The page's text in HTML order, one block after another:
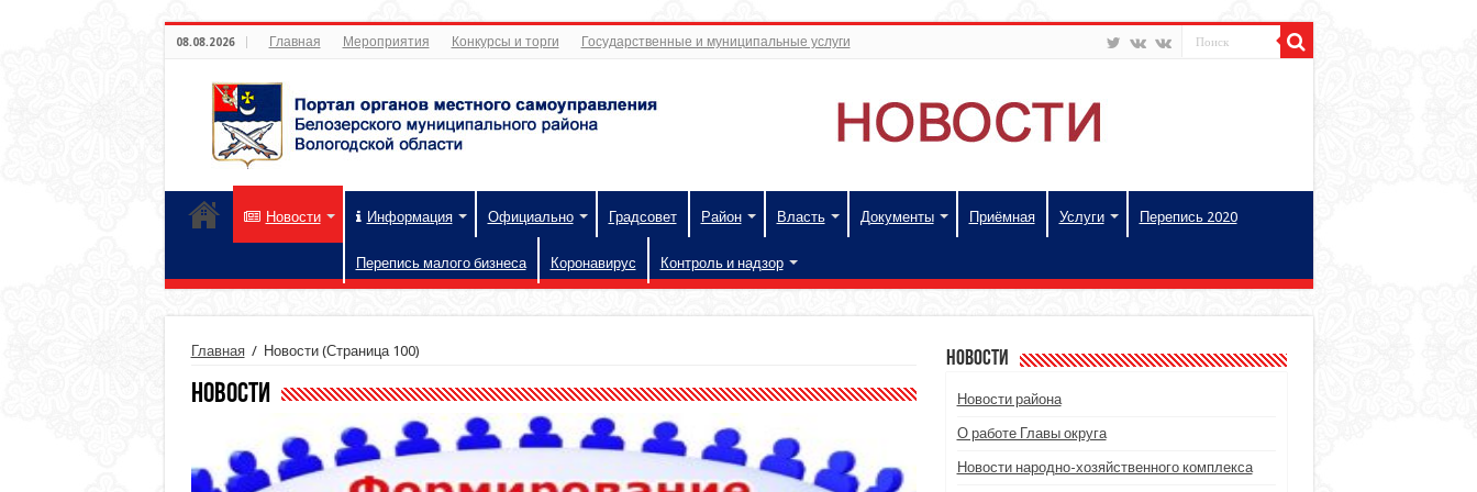
08.08.2026 Главная Мероприятия Конкурсы и торги Государственные и муниципальные услуги
Новости Информация Официально Градсовет Район Власть Документы Приёмная Услуги Перепись 2020
Перепись малого бизнеса Коронавирус Контроль и надзор
Главная / Новости(Страница 100)
Новости
Новости
Новости района
О работе Главы округа
Новости народно-хозяйственного комплекса